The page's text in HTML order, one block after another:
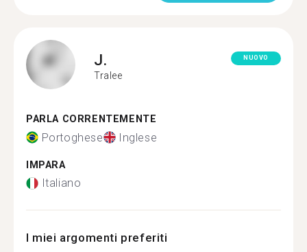
J.
Tralee
NUOVO
PARLA CORRENTEMENTE
Portoghese Inglese
IMPARA
Italiano
I miei argomenti preferiti